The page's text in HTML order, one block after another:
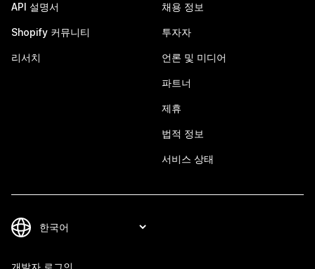
API 설명서
Shopify 커뮤니티
리서치
채용 정보
투자자
언론 및 미디어
파트너
제휴
법적 정보
서비스 상태
개발자 로그인